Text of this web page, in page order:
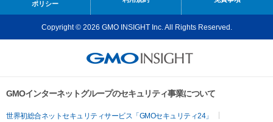
ポリシー
Copyright © 2026 GMO INSIGHT Inc. All Rights Reserved.
GMOインターネットグループのセキュリティ事業について
世界初総合ネットセキュリティサービス「GMOセキュリティ24」